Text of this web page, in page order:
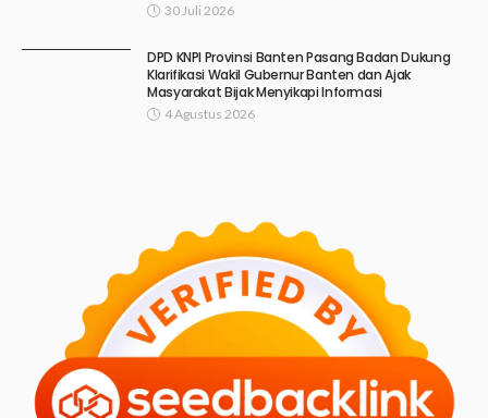
30 Juli 2026
DPD KNPI Provinsi Banten Pasang Badan Dukung
Klarifikasi Wakil Gubernur Banten dan Ajak
Masyarakat Bijak Menyikapi Informasi
4 Agustus 2026